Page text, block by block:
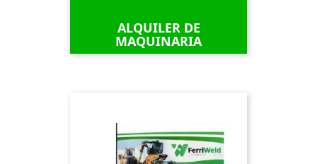
ALQUILER DE
MAQUINARIA